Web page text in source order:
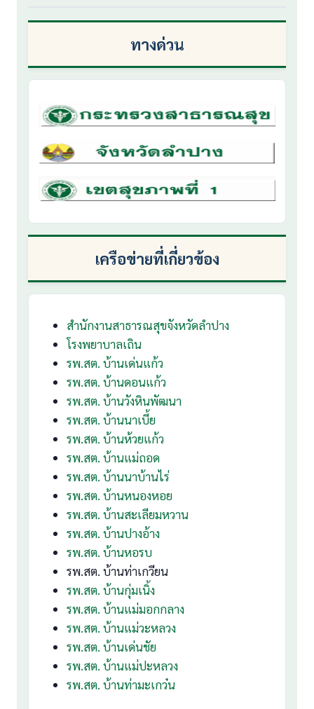
ทางด่วน
เครือข่ายที่เกี่ยวข้อง
สำนักงานสาธารณสุขจังหวัดลำปาง
โรงพยาบาลเถิน
รพ.สต. บ้านเด่นแก้ว
รพ.สต. บ้านดอนแก้ว
รพ.สต. บ้านวังหินพัฒนา
รพ.สต. บ้านนาเบี้ย
รพ.สต. บ้านห้วยแก้ว
รพ.สต. บ้านแม่ถอด
รพ.สต. บ้านนาบ้านไร่
รพ.สต. บ้านหนองหอย
รพ.สต. บ้านสะเลียมหวาน
รพ.สต. บ้านปางอ้าง
รพ.สต. บ้านหอรบ
รพ.สต. บ้านท่าเกวียน
รพ.สต. บ้านกุ่มเนิ้ง
รพ.สต. บ้านแม่มอกกลาง
รพ.สต. บ้านแม่วะหลวง
รพ.สต. บ้านเด่นชัย
รพ.สต. บ้านแม่ปะหลวง
รพ.สต. บ้านท่ามะเกว๋น